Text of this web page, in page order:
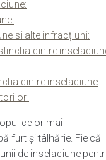
si alte infracțiuni:
dintre
dintre inselaciune
celor mai
furt și tâlhărie. Fie că
de inselaciune